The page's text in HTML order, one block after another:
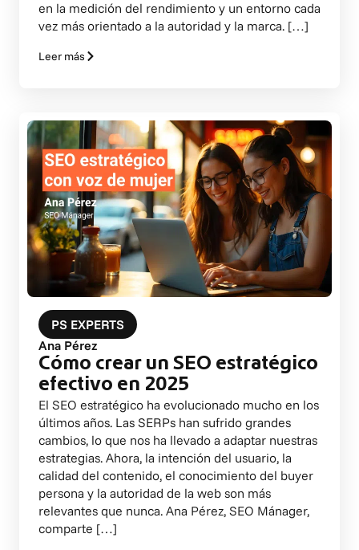
en la medición del rendimiento y un entorno cada
vez más orientado a la autoridad y la marca. […]
Leer más
PS EXPERTS
Ana Pérez
Cómo crear un SEO estratégico
efectivo en 2025
El SEO estratégico ha evolucionado mucho en los
últimos años. Las SERPs han sufrido grandes
cambios, lo que nos ha llevado a adaptar nuestras
estrategias. Ahora, la intención del usuario, la
calidad del contenido, el conocimiento del buyer
persona y la autoridad de la web son más
relevantes que nunca. Ana Pérez, SEO Mánager,
comparte […]